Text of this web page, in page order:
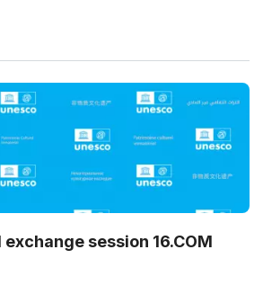
session 16.COM